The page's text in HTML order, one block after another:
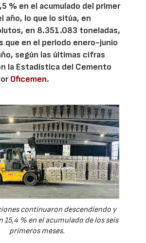
% en el acumulado del primer
año, lo que lo sitúa, en
en 8.351.083 toneladas,
que en el periodo enero-junio
según las últimas cifras
la Estadística del Cemento
Oficemen.
continuaron descendiendo y
15,4 % en el acumulado de los seis
primeros meses.